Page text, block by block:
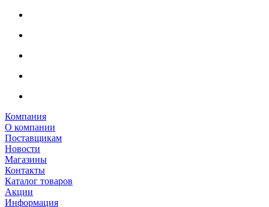
Компания
О компании
Поставщикам
Новости
Магазины
Контакты
Каталог товаров
Акции
Информация